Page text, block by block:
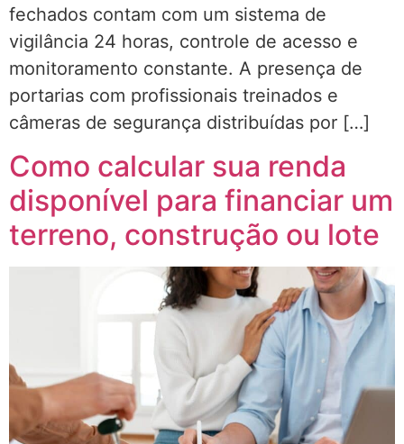
fechados contam com um sistema de
vigilância 24 horas, controle de acesso e
monitoramento constante. A presença de
portarias com profissionais treinados e
câmeras de segurança distribuídas por […]
Como calcular sua renda
disponível para financiar um
terreno, construção ou lote